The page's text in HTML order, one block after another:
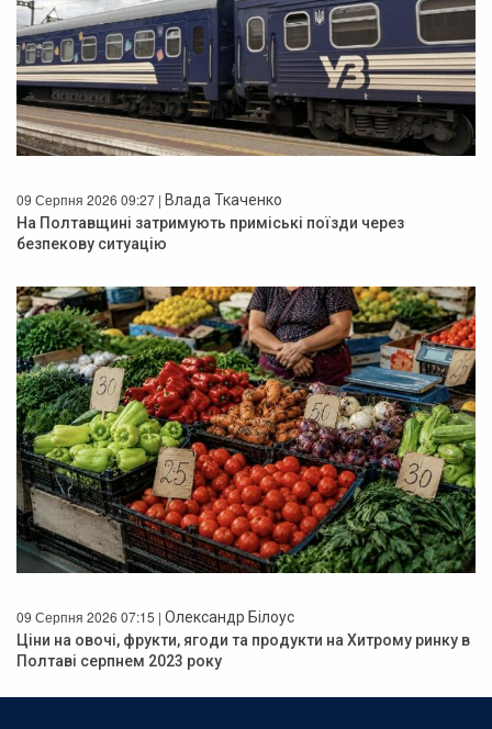
09 Серпня 2026 09:27 | Влада Ткаченко
На Полтавщині затримують приміські поїзди через
безпекову ситуацію
09 Серпня 2026 07:15 | Олександр Білоус
Ціни на овочі, фрукти, ягоди та продукти на Хитрому ринку в
Полтаві серпнем 2023 року